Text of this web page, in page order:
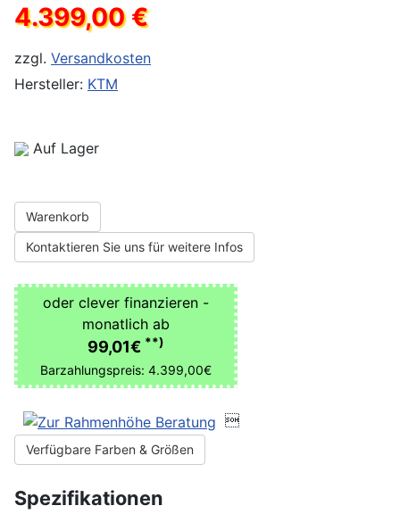
4.399,00 €
zzgl. Versandkosten
Hersteller: KTM
Auf Lager
Warenkorb
Kontaktieren Sie uns für weitere Infos
oder clever finanzieren -
monatlich ab
99,01€ **)
Barzahlungspreis: 4.399,00€

Verfügbare Farben & Größen
Spezifikationen